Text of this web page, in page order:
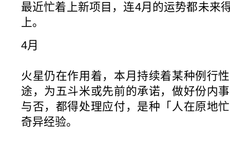
最近忙着上新项目，连4月的运势都未来
上。
4月
火星仍在作用着，本月持续着某种例行
途，为五斗米或先前的承诺，做好份内
与否，都得处理应付，是种「人在原地
奇异经验。